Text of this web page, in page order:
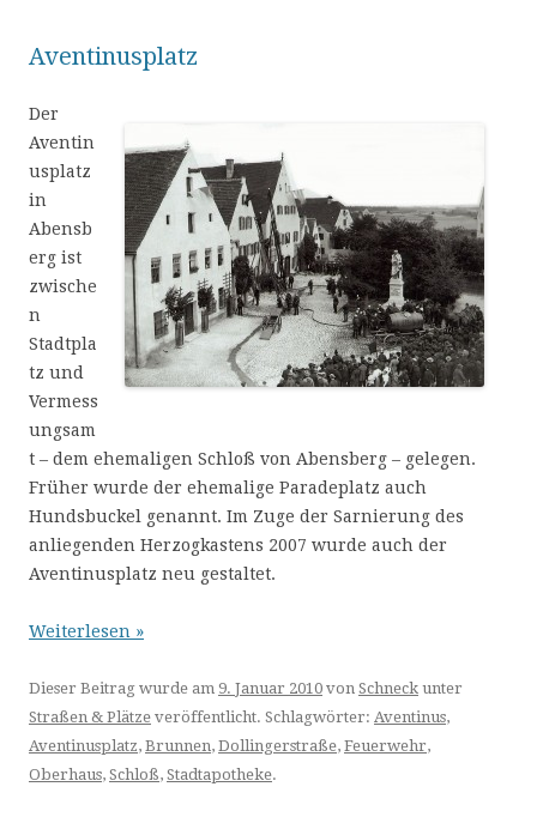
Aventinusplatz
Der
Aventin
usplatz
in
Abensb
erg ist
zwische
n
Stadtpla
tz und
Vermess
ungsam
t – dem ehemaligen Schloß von Abensberg – gelegen.
Früher wurde der ehemalige Paradeplatz auch
Hundsbuckel genannt. Im Zuge der Sarnierung des
anliegenden Herzogkastens 2007 wurde auch der
Aventinusplatz neu gestaltet.
Weiterlesen »
Dieser Beitrag wurde am 9. Januar 2010 von Schneck unter
Straßen & Plätze veröffentlicht. Schlagwörter: Aventinus,
Aventinusplatz, Brunnen, Dollingerstraße, Feuerwehr,
Oberhaus, Schloß, Stadtapotheke.